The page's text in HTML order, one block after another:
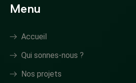
Menu
Accueil
Qui sonnes-nous ?
Nos projets